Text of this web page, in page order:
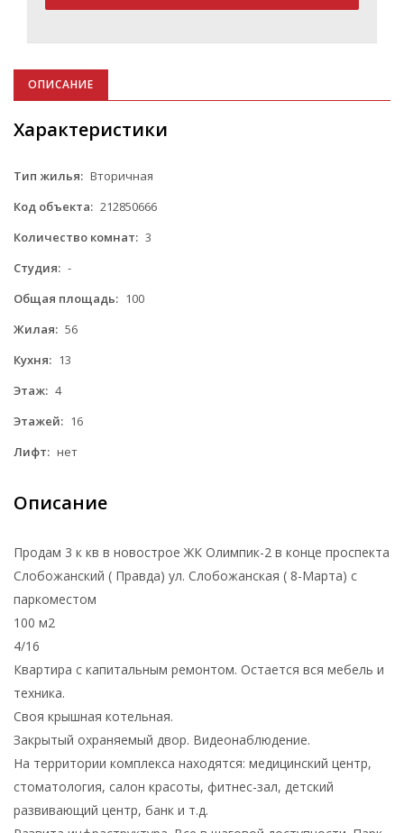
ОПИСАНИЕ
Характеристики
Тип жилья: Вторичная
Код объекта: 212850666
Количество комнат: 3
Студия: -
Общая площадь: 100
Жилая: 56
Кухня: 13
Этаж: 4
Этажей: 16
Лифт: нет
Описание
Продам 3 к кв в новострое ЖК Олимпик-2 в конце проспекта
Слобожанский ( Правда) ул. Слобожанская ( 8-Марта) с
паркоместом
100 м2
4/16
Квартира с капитальным ремонтом. Остается вся мебель и
техника.
Своя крышная котельная.
Закрытый охраняемый двор. Видеонаблюдение.
На территории комплекса находятся: медицинский центр,
стоматология, салон красоты, фитнес-зал, детский
развивающий центр, банк и т.д.